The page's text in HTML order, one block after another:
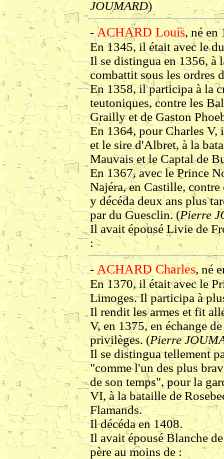
JOUMARD)
-ACHARD Louis, né en
En 1345, il était avec le
Il se distingua en 1356, à
combattit sous les ordres
En 1358, il participa à la
teutoniques, contre les
Grailly et de Gaston
En 1364, pour Charles V,
et le sire d'Albret, à la
Mauvais et le Captal de
En 1367, avec le Prince
Najéra, en Castille,
y décéda deux ans plus
par du Guesclin. (Pierre
Il avait épousé Livie de
:
-ACHARD Charles, né
En 1370, il était avec le
Limoges. Il participa à
Il rendit les armes et fit
V, en 1375, en échange
privilèges. (Pierre
Il se distingua tellement
"comme l'un des plus
de son temps", pour la
VI, à la bataille de
Flamands.
Il décéda en 1408.
Il avait épousé Blanche
père au moins de :